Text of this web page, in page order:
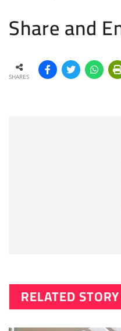
Share and
SHARES
RELATED STORY